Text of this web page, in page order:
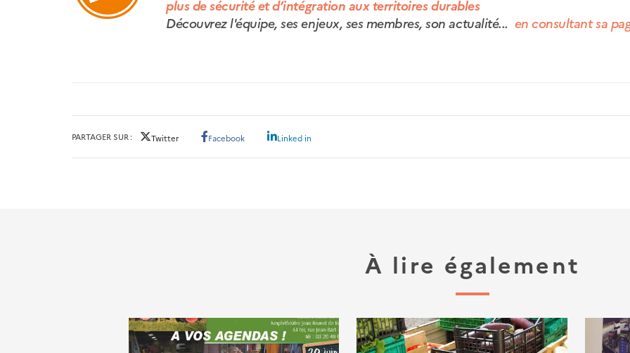
plus de sécurité et d’intégration aux territoires durables
Découvrez l'équipe, ses enjeux, ses membres, son actualité... en consultant sa
PARTAGER SUR Twitter Facebook Linked in
À lire également